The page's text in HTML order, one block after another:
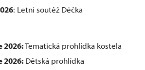
: Letní soutěž Déčka
2026:Tematická prohlídka kostela
2026: Dětská prohlídka